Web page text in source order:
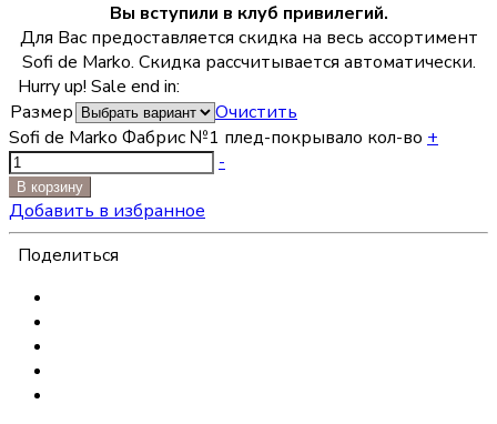
Вы вступили в клуб привилегий.
Для Вас предоставляется скидка на весь ассортимент
Sofi de Marko. Скидка рассчитывается автоматически.
Hurry up! Sale end in:
Размер
Очистить
Sofi de Marko Фабрис №1 плед-покрывало кол-во +
-
В корзину
Добавить в избранное
Поделиться